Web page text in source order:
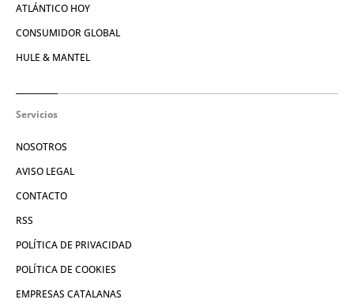
ATLÁNTICO HOY
CONSUMIDOR GLOBAL
HULE & MANTEL
Servicios
NOSOTROS
AVISO LEGAL
CONTACTO
RSS
POLÍTICA DE PRIVACIDAD
POLÍTICA DE COOKIES
EMPRESAS CATALANAS